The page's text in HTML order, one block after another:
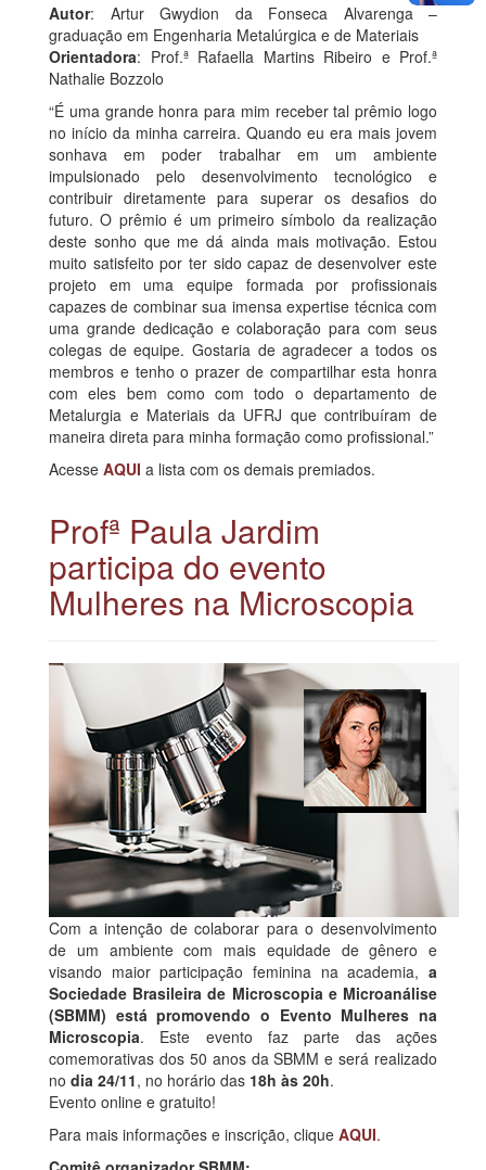
Autor: Artur Gwydion da Fonseca Alvarenga –
graduação em Engenharia Metalúrgica e de Materiais
Orientadora: Prof.ª Rafaella Martins Ribeiro e Prof.ª
Nathalie Bozzolo
“É uma grande honra para mim receber tal prêmio logo
no início da minha carreira. Quando eu era mais jovem
sonhava em poder trabalhar em um ambiente
impulsionado pelo desenvolvimento tecnológico e
contribuir diretamente para superar os desafios do
futuro. O prêmio é um primeiro símbolo da realização
deste sonho que me dá ainda mais motivação. Estou
muito satisfeito por ter sido capaz de desenvolver este
projeto em uma equipe formada por profissionais
capazes de combinar sua imensa expertise técnica com
uma grande dedicação e colaboração para com seus
colegas de equipe. Gostaria de agradecer a todos os
membros e tenho o prazer de compartilhar esta honra
com eles bem como com todo o departamento de
Metalurgia e Materiais da UFRJ que contribuíram de
maneira direta para minha formação como profissional.”
Acesse AQUI a lista com os demais premiados.
Profª Paula Jardim
participa do evento
Mulheres na Microscopia
Com a intenção de colaborar para o desenvolvimento
de um ambiente com mais equidade de gênero e
visando maior participação feminina na academia, a
Sociedade Brasileira de Microscopia e Microanálise
(SBMM) está promovendo o Evento Mulheres na
Microscopia. Este evento faz parte das ações
comemorativas dos 50 anos da SBMM e será realizado
no dia 24/11, no horário das 18h às 20h.
Evento online e gratuito!
Para mais informações e inscrição, clique AQUI.